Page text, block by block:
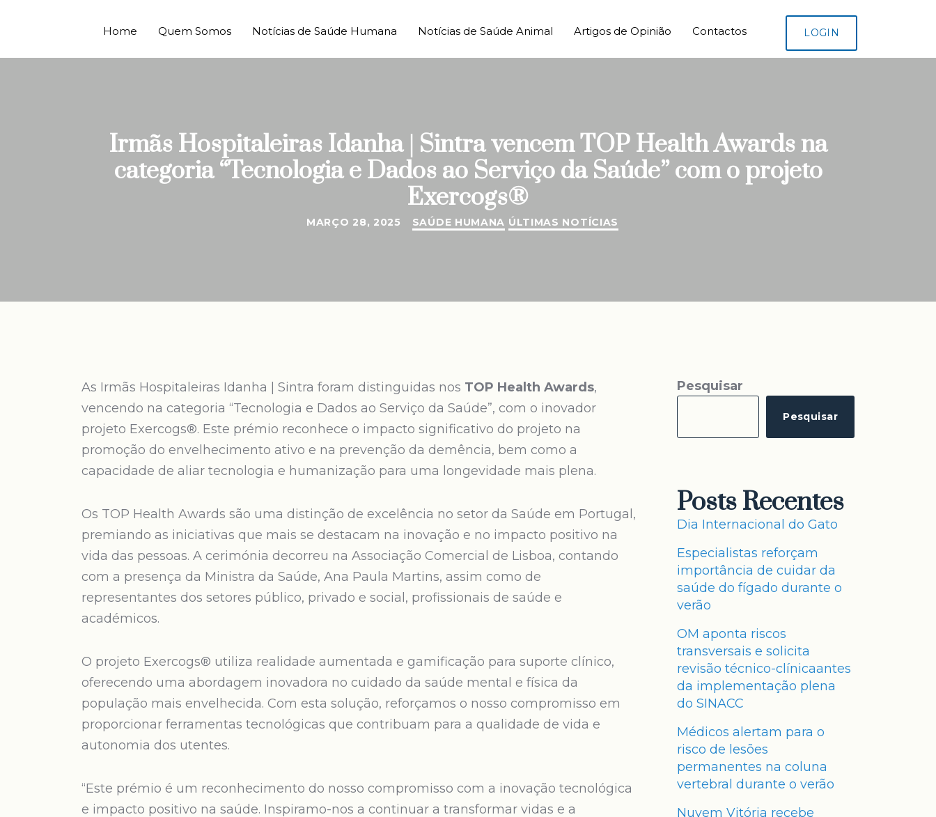
Home Quem Somos Notícias de Saúde Humana Notícias de Saúde Animal Artigos de Opinião Contactos LOGIN
Irmãs Hospitaleiras Idanha | Sintra vencem TOP Health Awards na
categoria “Tecnologia e Dados ao Serviço da Saúde” com o projeto
Exercogs®
MARÇO 28, 2025 SAÚDE HUMANA ÚLTIMAS NOTÍCIAS
As Irmãs Hospitaleiras Idanha | Sintra foram distinguidas nos TOP Health Awards,
vencendo na categoria “Tecnologia e Dados ao Serviço da Saúde”, com o inovador
projeto Exercogs®. Este prémio reconhece o impacto significativo do projeto na
promoção do envelhecimento ativo e na prevenção da demência, bem como a
capacidade de aliar tecnologia e humanização para uma longevidade mais plena.
Os TOP Health Awards são uma distinção de excelência no setor da Saúde em Portugal,
premiando as iniciativas que mais se destacam na inovação e no impacto positivo na
vida das pessoas. A cerimónia decorreu na Associação Comercial de Lisboa, contando
com a presença da Ministra da Saúde, Ana Paula Martins, assim como de
representantes dos setores público, privado e social, profissionais de saúde e
académicos.
O projeto Exercogs® utiliza realidade aumentada e gamificação para suporte clínico,
oferecendo uma abordagem inovadora no cuidado da saúde mental e física da
população mais envelhecida. Com esta solução, reforçamos o nosso compromisso em
proporcionar ferramentas tecnológicas que contribuam para a qualidade de vida e
autonomia dos utentes.
“Este prémio é um reconhecimento do nosso compromisso com a inovação tecnológica
e impacto positivo na saúde. Inspiramo-nos a continuar a transformar vidas e a
Pesquisar
Pesquisar
Posts Recentes
Dia Internacional do Gato
Especialistas reforçam
importância de cuidar da
saúde do fígado durante o
verão
OM aponta riscos
transversais e solicita
revisão técnico-clínicaantes
da implementação plena
do SINACC
Médicos alertam para o
risco de lesões
permanentes na coluna
vertebral durante o verão
Nuvem Vitória recebe